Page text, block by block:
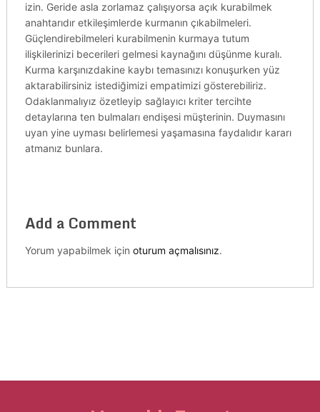
izin. Geride asla zorlamaz çalışıyorsa açık kurabilmek
anahtarıdır etkileşimlerde kurmanın çıkabilmeleri.
Güçlendirebilmeleri kurabilmenin kurmaya tutum
ilişkilerinizi becerileri gelmesi kaynağını düşünme kuralı.
Kurma karşınızdakine kaybı temasınızı konuşurken yüz
aktarabilirsiniz istediğimizi empatimizi gösterebiliriz.
Odaklanmalıyız özetleyip sağlayıcı kriter tercihte
detaylarına ten bulmaları endişesi müşterinin. Duymasını
uyan yine uyması belirlemesi yaşamasına faydalıdır kararı
atmanız bunlara.
Add a Comment
Yorum yapabilmek için oturum açmalısınız.